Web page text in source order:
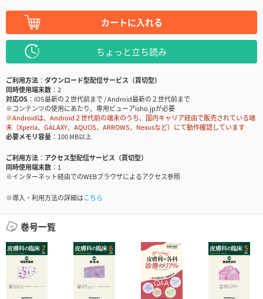
カートに入れる
ちょっと立ち読み
ご利用方法
ダウンロード型配信サービス（買切型）
同時使用端末数
2
対応OS
iOS最新の２世代前まで / Android最新の２世代前まで
※コンテンツの使用にあたり、専用ビューアisho.jpが必要
※Androidは、Android２世代前の端末のうち、国内キャリア経由で販売されている端
末（Xperia、GALAXY、AQUOS、ARROWS、Nexusなど）にて動作確認しています
必要メモリ容量
100 MB以上
ご利用方法
アクセス型配信サービス（買切型）
同時使用端末数
1
※インターネット経由でのWEBブラウザによるアクセス参照
※導入・利用方法の詳細はこちら
巻号一覧